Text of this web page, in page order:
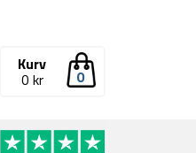
0
Kurv
0 kr